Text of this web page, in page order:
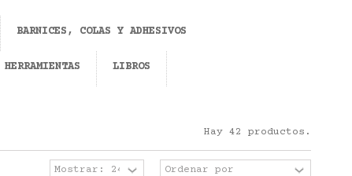
BARNICES, COLAS Y ADHESIVOS
HERRAMIENTAS LIBROS
Hay 42 productos.